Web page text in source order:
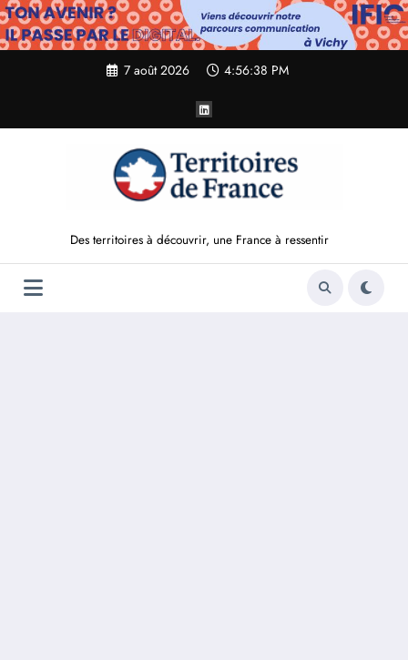
Aller
au
contenu
7 août 2026 4:56:39 PM
Des territoires à découvrir, une France à ressentir